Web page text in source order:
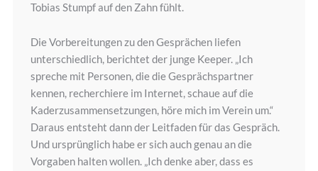
Tobias Stumpf auf den Zahn fühlt.
Die Vorbereitungen zu den Gesprächen liefen
unterschiedlich, berichtet der junge Keeper. „Ich
spreche mit Personen, die die Gesprächspartner
kennen, recherchiere im Internet, schaue auf die
Kaderzusammensetzungen, höre mich im Verein um.“
Daraus entsteht dann der Leitfaden für das Gespräch.
Und ursprünglich habe er sich auch genau an die
Vorgaben halten wollen. „Ich denke aber, dass es